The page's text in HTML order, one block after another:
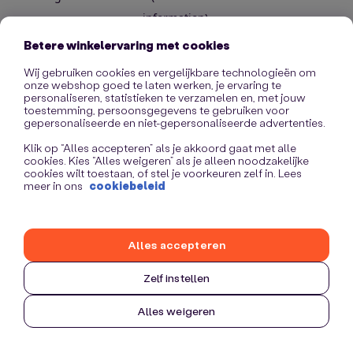
information).
Betere winkelervaring met cookies
Wij gebruiken cookies en vergelijkbare technologieën om
onze webshop goed te laten werken, je ervaring te
personaliseren, statistieken te verzamelen en, met jouw
toestemming, persoonsgegevens te gebruiken voor
gepersonaliseerde en niet-gepersonaliseerde advertenties.
Klik op “Alles accepteren” als je akkoord gaat met alle
cookies. Kies “Alles weigeren” als je alleen noodzakelijke
cookies wilt toestaan, of stel je voorkeuren zelf in. Lees
meer in ons cookiebeleid
Zelf instellen
Alles weigeren
Alles accepteren